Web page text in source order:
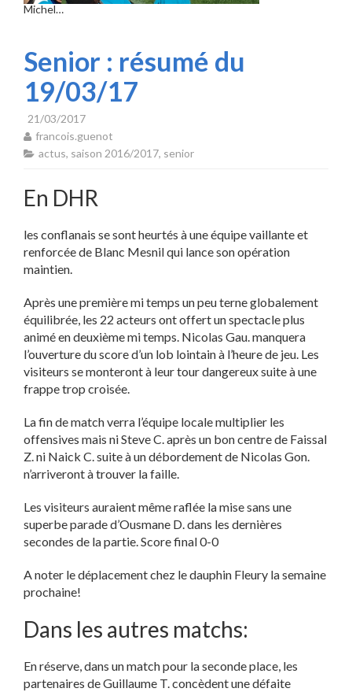
Michel…
Senior : résumé du
19/03/17
21/03/2017
francois.guenot
actus, saison 2016/2017, senior
En DHR
les conflanais se sont heurtés à une équipe vaillante et
renforcée de Blanc Mesnil qui lance son opération
maintien.
Après une première mi temps un peu terne globalement
équilibrée, les 22 acteurs ont offert un spectacle plus
animé en deuxième mi temps. Nicolas Gau. manquera
l’ouverture du score d’un lob lointain à l’heure de jeu. Les
visiteurs se monteront à leur tour dangereux suite à une
frappe trop croisée.
La fin de match verra l’équipe locale multiplier les
offensives mais ni Steve C. après un bon centre de Faissal
Z. ni Naick C. suite à un débordement de Nicolas Gon.
n’arriveront à trouver la faille.
Les visiteurs auraient même raflée la mise sans une
superbe parade d’Ousmane D. dans les dernières
secondes de la partie. Score final 0-0
A noter le déplacement chez le dauphin Fleury la semaine
prochaine!
Dans les autres matchs:
En réserve, dans un match pour la seconde place, les
partenaires de Guillaume T. concèdent une défaite